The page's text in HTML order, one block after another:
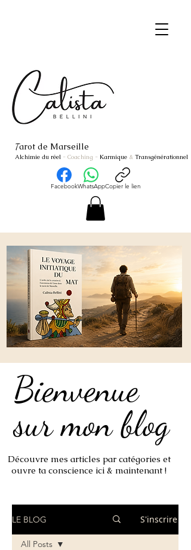
Tarot de Marseille
Alchimie du réel - Coaching - Karmique & Transgénérationnel
FacebookWhatsAppCopier le lien
Bienvenue
sur mon blog
Bienvenue
sur mon blog
Découvre mes articles par catégories et
ouvre ta conscience ici & maintenant !
LE BLOG S'inscrire
All Posts